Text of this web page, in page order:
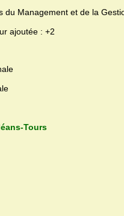
du Management et de la
ajoutée : +2
Tours